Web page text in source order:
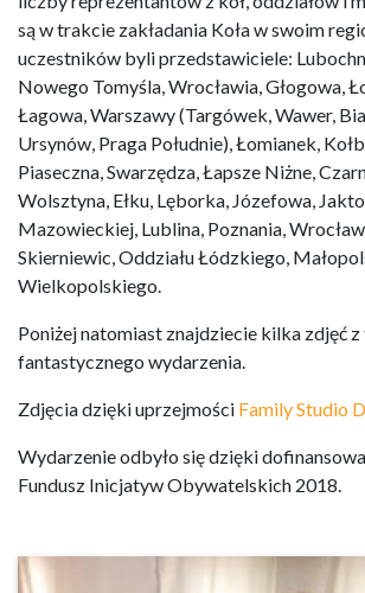
są w trakcie zakładania Koła w swoim
uczestników byli przedstawiciele:
Nowego Tomyśla, Wrocławia, Głogowa,
Łagowa, Warszawy (Targówek, Wawer,
Ursynów, Praga Południe), Łomianek,
Piaseczna, Swarzędza, Łapsze Niżne,
Wolsztyna, Ełku, Lęborka, Józefowa,
Mazowieckiej, Lublina, Poznania,
Skierniewic, Oddziału Łódzkiego,
Wielkopolskiego.
Poniżej natomiast znajdziecie kilka zdjęć z
fantastycznego wydarzenia.
Zdjęcia dzięki uprzejmości Family Studio
Wydarzenie odbyło się dzięki
Fundusz Inicjatyw Obywatelskich 2018.